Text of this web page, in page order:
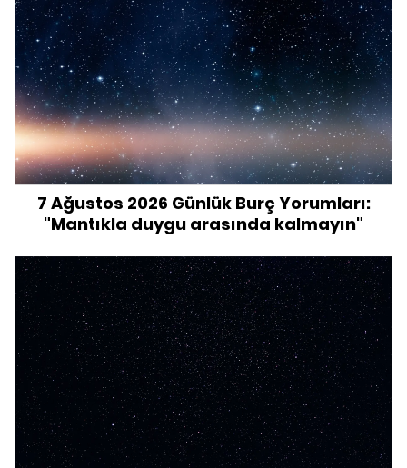
7 Ağustos 2026 Günlük Burç Yorumları:
"Mantıkla duygu arasında kalmayın"